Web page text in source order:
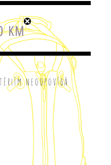
KM
neodpovídá